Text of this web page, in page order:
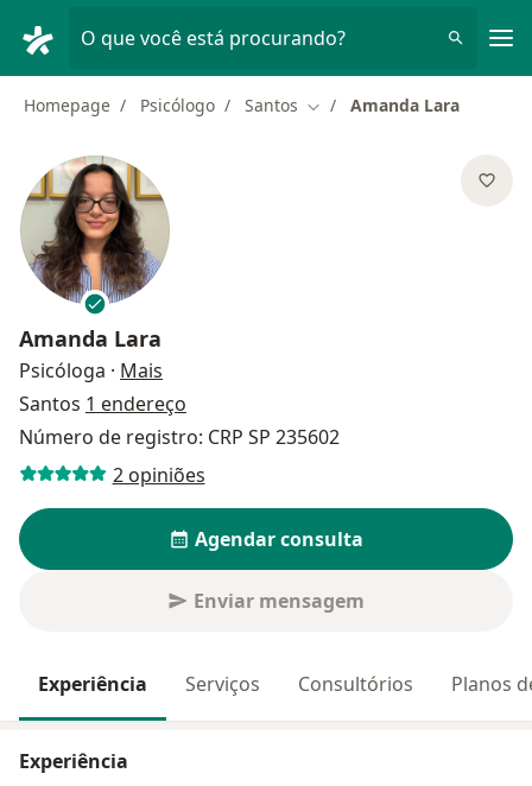
O que você está procurando?
Homepage Psicólogo Santos Mudar de cidade
Amanda Lara
Amanda Lara
Psicóloga · Mais
Santos 1 endereço
Número de registro: CRP SP 235602
2 opiniões
Agendar consulta
Enviar mensagem
Experiência Serviços Consultórios Planos
Experiência